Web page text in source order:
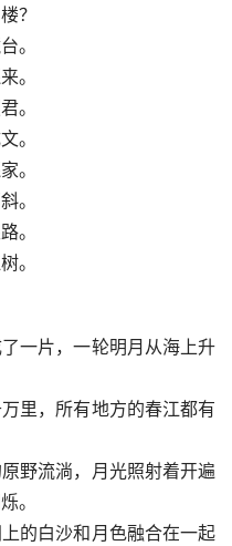
？
。
。
。
。
。
。
。
。
一片，一轮明月从海上升
里，所有地方的春江都有
野流淌，月光照射着开遍
。
的白沙和月色融合在一起